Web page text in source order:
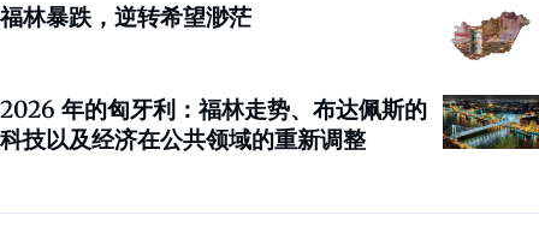
福林暴跌，逆转希望渺茫
2026 年的匈牙利：福林走势、布达佩斯的
科技以及经济在公共领域的重新调整